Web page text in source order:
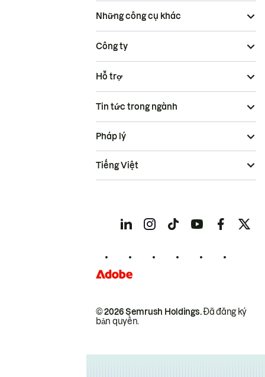
Những công cụ khác
Công ty
Hỗ trợ
Tin tức trong ngành
© 2026 Semrush Holdings.Đã đăng ký
bản quyền.
Pháp lý
Tiếng Việt